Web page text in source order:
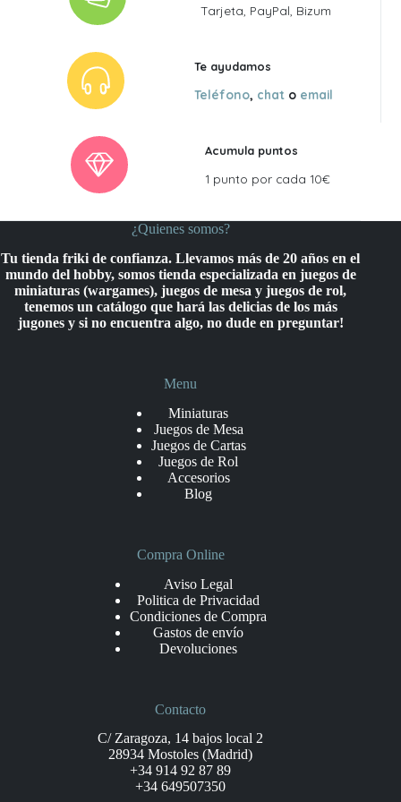
Tarjeta, PayPal, Bizum
Te ayudamos
Teléfono, chat o email
Acumula puntos
1 punto por cada 10€
¿Quienes somos?
Tu tienda friki de confianza. Llevamos más de 20 años en el
mundo del hobby, somos tienda especializada en juegos de
miniaturas (wargames), juegos de mesa y juegos de rol,
tenemos un catálogo que hará las delicias de los más
jugones y si no encuentra algo, no dude en preguntar!
Menu
Miniaturas
Juegos de Mesa
Juegos de Cartas
Juegos de Rol
Accesorios
Blog
Compra Online
Aviso Legal
Politica de Privacidad
Condiciones de Compra
Gastos de envío
Devoluciones
Contacto
C/ Zaragoza, 14 bajos local 2
28934 Mostoles (Madrid)
+34 914 92 87 89
+34 649507350